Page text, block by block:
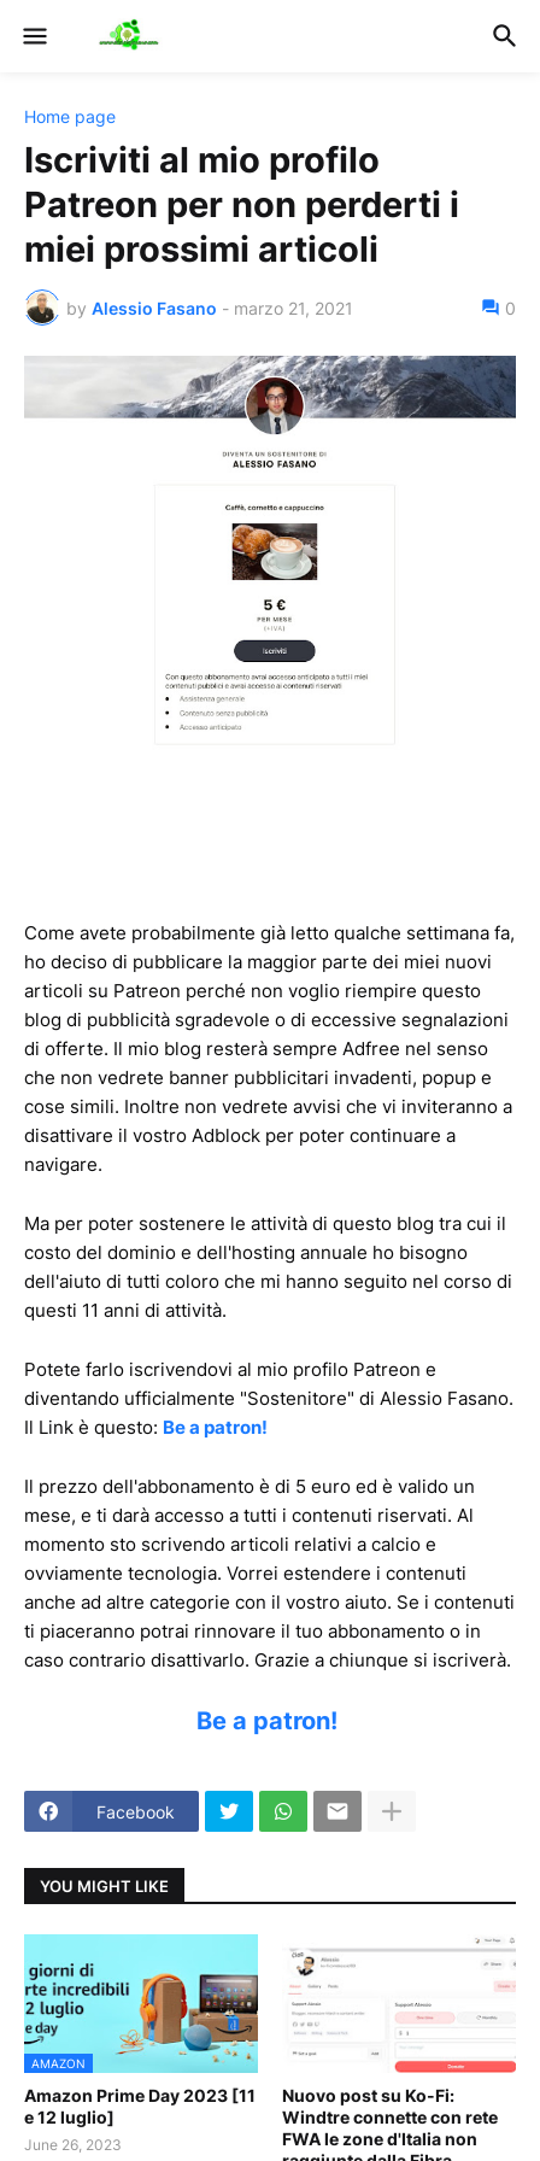
Home page
Iscriviti al mio profilo
Patreon per non perderti i
miei prossimi articoli
by Alessio Fasano - marzo 21, 2021 0
Come avete probabilmente già letto qualche settimana fa,
ho deciso di pubblicare la maggior parte dei miei nuovi
articoli su Patreon perché non voglio riempire questo
blog di pubblicità sgradevole o di eccessive segnalazioni
di offerte. Il mio blog resterà sempre Adfree nel senso
che non vedrete banner pubblicitari invadenti, popup e
cose simili. Inoltre non vedrete avvisi che vi inviteranno a
disattivare il vostro Adblock per poter continuare a
navigare.
Ma per poter sostenere le attività di questo blog tra cui il
costo del dominio e dell'hosting annuale ho bisogno
dell'aiuto di tutti coloro che mi hanno seguito nel corso di
questi 11 anni di attività.
Potete farlo iscrivendovi al mio profilo Patreon e
diventando ufficialmente "Sostenitore" di Alessio Fasano.
Il Link è questo: Be a patron!
Il prezzo dell'abbonamento è di 5 euro ed è valido un
mese, e ti darà accesso a tutti i contenuti riservati. Al
momento sto scrivendo articoli relativi a calcio e
ovviamente tecnologia. Vorrei estendere i contenuti
anche ad altre categorie con il vostro aiuto. Se i contenuti
ti piaceranno potrai rinnovare il tuo abbonamento o in
caso contrario disattivarlo. Grazie a chiunque si iscriverà.
Be a patron!
Facebook
YOU MIGHT LIKE
AMAZON
Amazon Prime Day 2023 [11
e 12 luglio]
June 26, 2023
Nuovo post su Ko-Fi:
Windtre connette con rete
FWA le zone d'Italia non